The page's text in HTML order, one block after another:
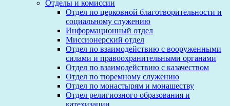
Отделы и комиссии
Отдел по церковной благотворительности и
социальному служению
Информационный отдел
Миссионерский отдел
Отдел по взаимодействию с вооруженными
силами и правоохранительными органами
Отдел по взаимодействию с казачеством
Отдел по тюремному служению
Отдел по монастырям и монашеству
Отдел религиозного образования и
катехизации